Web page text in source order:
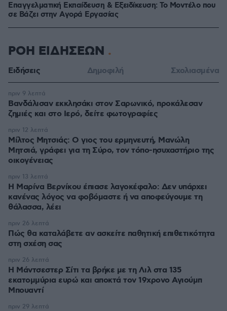
Επαγγελματική Εκπαίδευση & Εξειδίκευση: Το Mοντέλο που
σε Bάζει στην Aγορά Eργασίας
ΡΟΗ ΕΙΔΗΣΕΩΝ
Ειδήσεις Δημοφιλή Σχολιασμένα
Βανδάλισαν εκκλησάκι στον Σαρωνικό, προκάλεσαν
ζημιές και στο Ιερό, δείτε φωτογραφίες
πριν 9 λεπτά
Μίλτος Μητσιάς: Ο γιος του ερμηνευτή, Μανώλη
Μητσιά, γράφει για τη Σύρο, τον τόπο-ησυχαστήριο της
οικογένειας
πριν 12 λεπτά
Η Μαρίνα Βερνίκου έπιασε λαγοκέφαλο: Δεν υπάρχει
κανένας λόγος να φοβόμαστε ή να αποφεύγουμε τη
θάλασσα, λέει
πριν 13 λεπτά
Πώς θα καταλάβετε αν ασκείτε παθητική επιθετικότητα
στη σχέση σας
πριν 26 λεπτά
Η Μάντσεστερ Σίτι τα βρήκε με τη Λιλ στα 135
εκατομμύρια ευρώ και αποκτά τον 19χρονο Αγιούμπ
Μπουαντί
πριν 26 λεπτά
πριν 29 λεπτά